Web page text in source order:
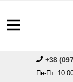
+38
Пн-Пт: